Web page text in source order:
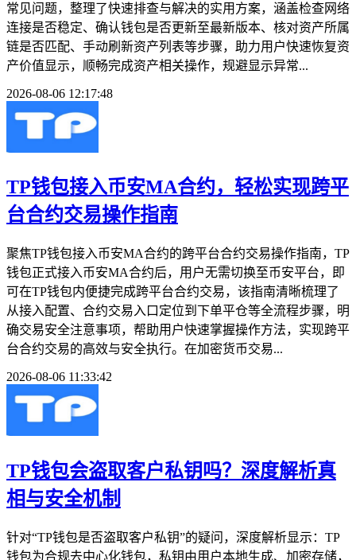
常见问题，整理了快速排查与解决的实用方案，涵盖检查网络
连接是否稳定、确认钱包是否更新至最新版本、核对资产所属
链是否匹配、手动刷新资产列表等步骤，助力用户快速恢复资
产价值显示，顺畅完成资产相关操作，规避显示异常...
2026-08-06 12:17:48
TP钱包接入币安MA合约，轻松实现跨平
台合约交易操作指南
聚焦TP钱包接入币安MA合约的跨平台合约交易操作指南，TP
钱包正式接入币安MA合约后，用户无需切换至币安平台，即
可在TP钱包内便捷完成跨平台合约交易，该指南清晰梳理了
从接入配置、合约交易入口定位到下单平仓等全流程步骤，明
确交易安全注意事项，帮助用户快速掌握操作方法，实现跨平
台合约交易的高效与安全执行。在加密货币交易...
2026-08-06 11:33:42
TP钱包会盗取客户私钥吗？深度解析真
相与安全机制
针对“TP钱包是否盗取客户私钥”的疑问，深度解析显示：TP
钱包为合规去中心化钱包，私钥由用户本地生成、加密存储，